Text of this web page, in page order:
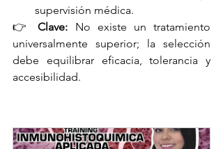
supervisión médica.
👉 Clave: No existe un tratamiento
universalmente superior; la selección
debe equilibrar eficacia, tolerancia y
accesibilidad.